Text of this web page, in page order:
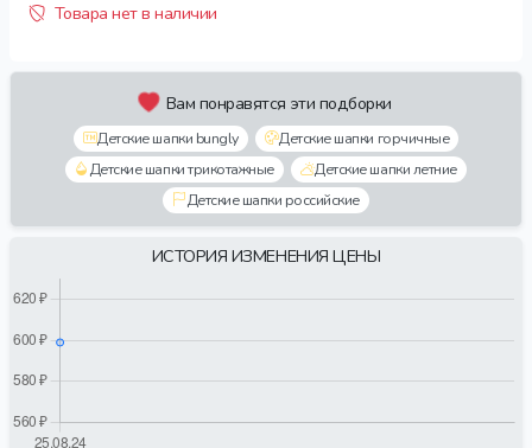
Товара нет в наличии
Вам понравятся эти подборки
Детские шапки bungly
Детские шапки горчичные
Детские шапки трикотажные
Детские шапки летние
Детские шапки российские
ИСТОРИЯ ИЗМЕНЕНИЯ ЦЕНЫ